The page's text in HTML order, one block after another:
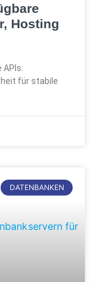
Hosting
APIs:
für stabile
DATENBANKEN